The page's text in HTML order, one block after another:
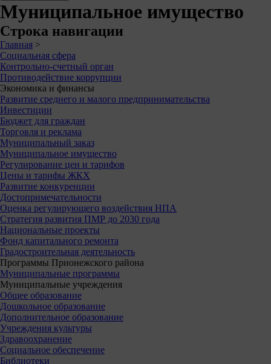
Муниципальное имущество
Строка навигации
Главная >
Социальная сфера
Контрольно-счетный орган
Противодействие коррупции
Экономика и финансы
Развитие среднего и малого предпринимательства
Инвестиции
Бюджет для граждан
Торговля и реклама
Муниципальный заказ
Муниципальное имущество
Регулирование цен и тарифов
Цены и тарифы ЖКХ
Развитие конкуренции
Достопримечательности
Оценка регулирующего воздействия НПА
Стратегия развития ПМР до 2030 года
Национальные проекты
Фонд капитального ремонта
Градостроительная деятельность
Программы Прионежского района
Муниципальные программы
Муниципальные учреждения
Общее образование
Дошкольное образование
Дополнительное образование
Учреждения культуры
Здравоохранение
Социальное обеспечение
Библиотеки